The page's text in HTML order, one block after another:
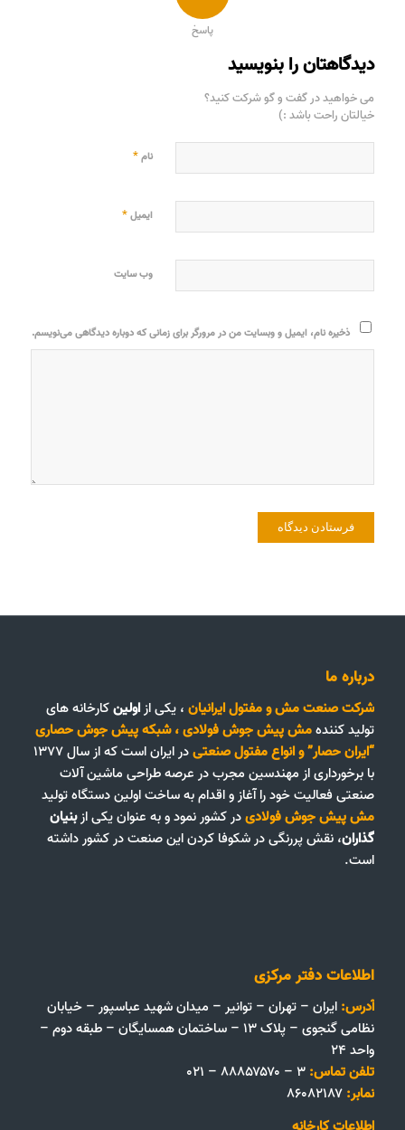
پاسخ
دیدگاهتان را بنویسید
می خواهید در گفت و گو شرکت کنید؟
خیالتان راحت باشد :)
نام*
ایمیل*
وب‌ سایت
ذخیره نام، ایمیل و وبسایت من در مرورگر برای زمانی که دوباره دیدگاهی می‌نویسم.
درباره ما
شرکت صنعت مش و مفتول ایرانیان، یکی ازاولینکارخانه های
تولید کنندهمش پیش جوش فولادی،شبکه پیش جوش حصاری
“ایران حصار”وانواع مفتول صنعتی
در ایران است که از سال ۱۳۷۷
با برخورداری از مهندسین مجرب در عرصه طراحی ماشین آلات
صنعتی فعالیت خود را آغاز و اقدام به ساخت اولین دستگاه تولید
مش پیش جوش فولادیدر کشور نمود و به عنوان یکی ازبنیان
گذاران، نقش پررنگی در شکوفا کردن این صنعت در کشور داشته
است.
اطلاعات دفتر مرکزی
آدرس: ایران – تهران – توانیر – میدان شهید عباسپور – خیابان
نظامی گنجوی – پلاک ۱۳ – ساختمان همسایگان – طبقه دوم –
واحد ۲۴
تلفن تماس:
نمابر: